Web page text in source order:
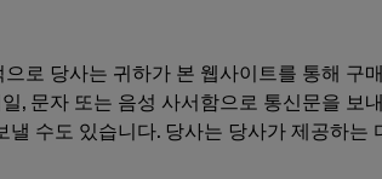
로 당사는 귀하가 본 웹사이트를 통해 구
, 문자 또는 음성 사서함으로 통신문을 보
수도 있습니다. 당사는 당사가 제공하는